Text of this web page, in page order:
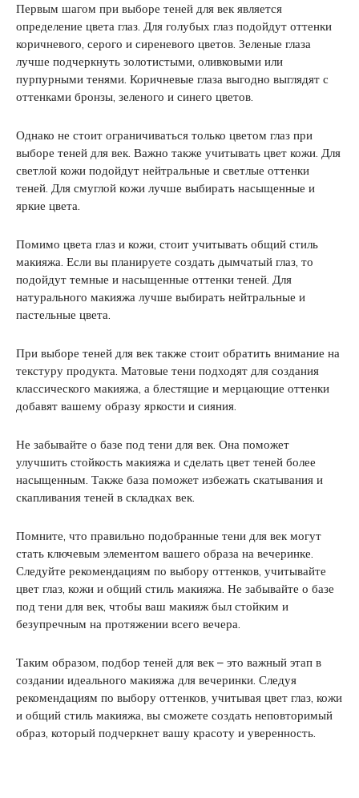
Первым шагом при выборе теней для век является
определение цвета глаз. Для голубых глаз подойдут оттенки
коричневого, серого и сиреневого цветов. Зеленые глаза
лучше подчеркнуть золотистыми, оливковыми или
пурпурными тенями. Коричневые глаза выгодно выглядят с
оттенками бронзы, зеленого и синего цветов.
Однако не стоит ограничиваться только цветом глаз при
выборе теней для век. Важно также учитывать цвет кожи. Для
светлой кожи подойдут нейтральные и светлые оттенки
теней. Для смуглой кожи лучше выбирать насыщенные и
яркие цвета.
Помимо цвета глаз и кожи, стоит учитывать общий стиль
макияжа. Если вы планируете создать дымчатый глаз, то
подойдут темные и насыщенные оттенки теней. Для
натурального макияжа лучше выбирать нейтральные и
пастельные цвета.
При выборе теней для век также стоит обратить внимание на
текстуру продукта. Матовые тени подходят для создания
классического макияжа, а блестящие и мерцающие оттенки
добавят вашему образу яркости и сияния.
Не забывайте о базе под тени для век. Она поможет
улучшить стойкость макияжа и сделать цвет теней более
насыщенным. Также база поможет избежать скатывания и
скапливания теней в складках век.
Помните, что правильно подобранные тени для век могут
стать ключевым элементом вашего образа на вечеринке.
Следуйте рекомендациям по выбору оттенков, учитывайте
цвет глаз, кожи и общий стиль макияжа. Не забывайте о базе
под тени для век, чтобы ваш макияж был стойким и
безупречным на протяжении всего вечера.
Таким образом, подбор теней для век – это важный этап в
создании идеального макияжа для вечеринки. Следуя
рекомендациям по выбору оттенков, учитывая цвет глаз, кожи
и общий стиль макияжа, вы сможете создать неповторимый
образ, который подчеркнет вашу красоту и уверенность.